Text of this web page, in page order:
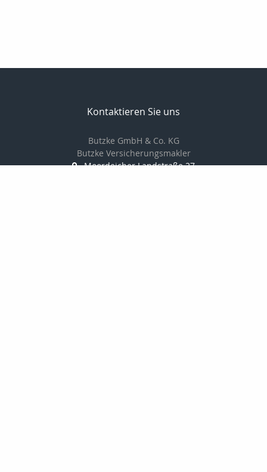
Kontaktieren Sie uns
Butzke GmbH & Co. KG
Butzke Versicherungsmakler
Moordeicher Landstraße 27